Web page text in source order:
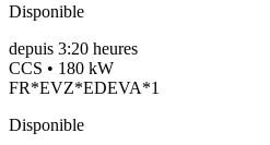
Disponible
depuis 3:20 heures
CCS • 180 kW
FR*EVZ*EDEVA*1
Disponible